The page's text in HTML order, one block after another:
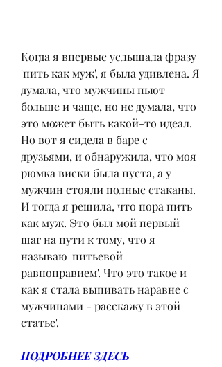
Когда я впервые услышала фразу
'пить как муж', я была удивлена. Я
думала, что мужчины пьют
больше и чаще, но не думала, что
это может быть какой-то идеал.
Но вот я сидела в баре с
друзьями, и обнаружила, что моя
рюмка виски была пуста, а у
мужчин стояли полные стаканы.
И тогда я решила, что пора пить
как муж. Это был мой первый
шаг на пути к тому, что я
называю 'питьевой
равноправием'. Что это такое и
как я стала выпивать наравне с
мужчинами - расскажу в этой
статье'.
ПОДРОБНЕЕ ЗДЕСЬ